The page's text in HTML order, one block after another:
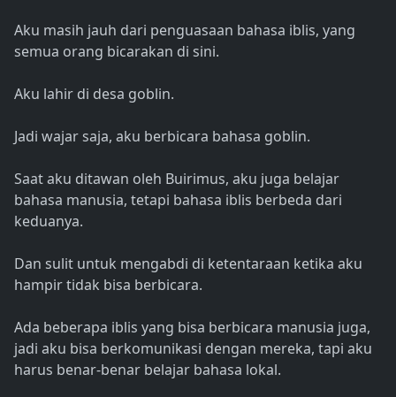
Aku masih jauh dari penguasaan bahasa iblis, yang
semua orang bicarakan di sini.
Aku lahir di desa goblin.
Jadi wajar saja, aku berbicara bahasa goblin.
Saat aku ditawan oleh Buirimus, aku juga belajar
bahasa manusia, tetapi bahasa iblis berbeda dari
keduanya.
Dan sulit untuk mengabdi di ketentaraan ketika aku
hampir tidak bisa berbicara.
Ada beberapa iblis yang bisa berbicara manusia juga,
jadi aku bisa berkomunikasi dengan mereka, tapi aku
harus benar-benar belajar bahasa lokal.